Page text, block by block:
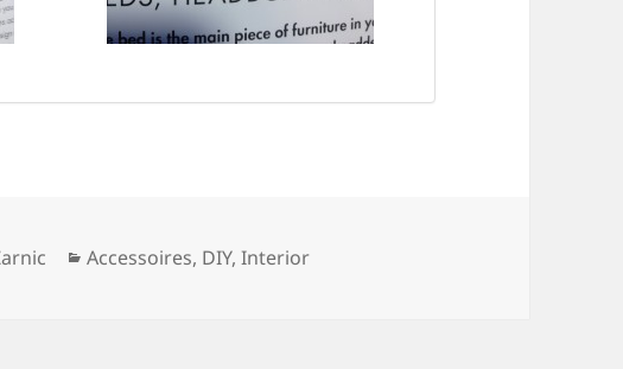
Kategorien
Accessoires, DIY,Interior